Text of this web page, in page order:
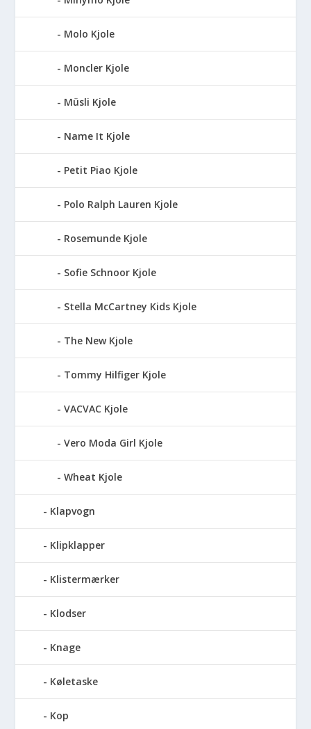
Molo Kjole
Moncler Kjole
Müsli Kjole
Name It Kjole
Petit Piao Kjole
Polo Ralph Lauren Kjole
Rosemunde Kjole
Sofie Schnoor Kjole
Stella McCartney Kids Kjole
The New Kjole
Tommy Hilfiger Kjole
VACVAC Kjole
Vero Moda Girl Kjole
Wheat Kjole
Klapvogn
Klipklapper
Klistermærker
Klodser
Knage
Køletaske
Kop